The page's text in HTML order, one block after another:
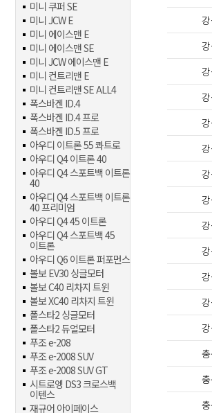
미니 쿠퍼 SE
미니 JCW E
미니 에이스맨 E
미니 에이스맨 SE
미니 JCW 에이스맨 E
미니 컨트리맨 E
미니 컨트리맨 SE ALL4
폭스바겐 ID.4
폭스바겐 ID.4 프로
폭스바겐 ID.5 프로
아우디 이트론 55 콰트로
아우디 Q4 이트론 40
아우디 Q4 스포트백 이트론
40
아우디 Q4 스포트백 이트론
40 프리미엄
아우디 Q4 45 이트론
아우디 Q4 스포트백 45
이트론
아우디 Q6 이트론 퍼포먼스
볼보 EV30 싱글모터
볼보 C40 리차지 트윈
볼보 XC40 리차지 트윈
폴스타2 싱글모터
폴스타2 듀얼모터
푸조 e-208
푸조 e-2008 SUV
푸조 e-2008 SUV GT
시트로엥 DS3 크로스백
이텐스
재규어 아이페이스